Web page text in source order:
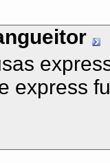
express